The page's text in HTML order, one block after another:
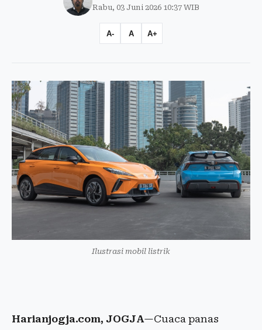
Rabu, 03 Juni 2026 10:37 WIB
A- A A+
Ilustrasi mobil listrik
Harianjogja.com, JOGJA—Cuaca panas